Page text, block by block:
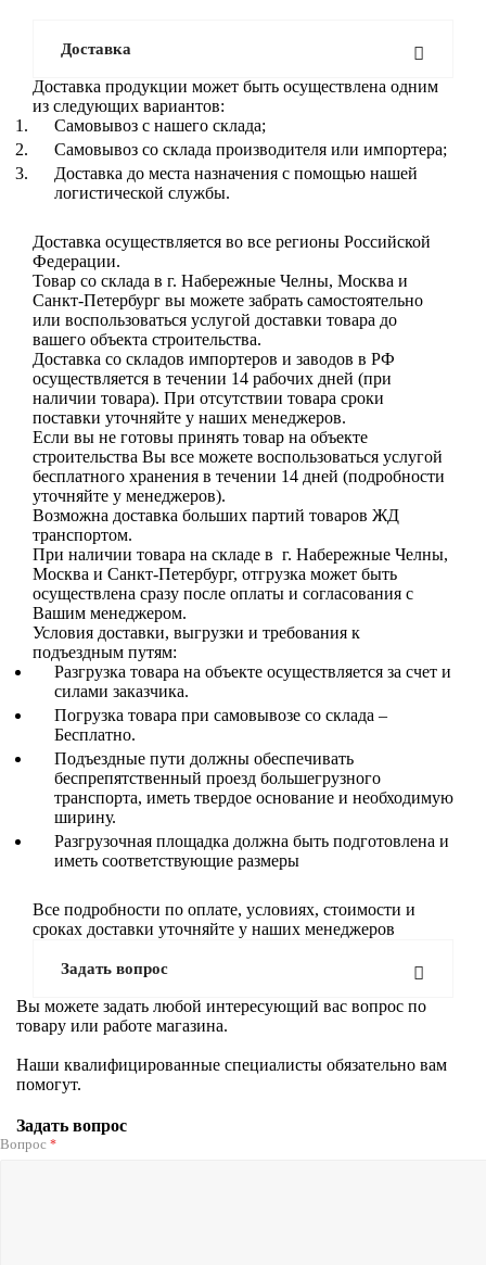
Доставка
Доставка продукции может быть осуществлена одним
из следующих вариантов:
Самовывоз с нашего склада;
Самовывоз со склада производителя или импортера;
Доставка до места назначения с помощью нашей
логистической службы.
Доставка осуществляется во все регионы Российской
Федерации.
Товар со склада в г. Набережные Челны, Москва и
Санкт-Петербург вы можете забрать самостоятельно
или воспользоваться услугой доставки товара до
вашего объекта строительства.
Доставка со складов импортеров и заводов в РФ
осуществляется в течении 14 рабочих дней (при
наличии товара). При отсутствии товара сроки
поставки уточняйте у наших менеджеров.
Если вы не готовы принять товар на объекте
строительства Вы все можете воспользоваться услугой
бесплатного хранения в течении 14 дней (подробности
уточняйте у менеджеров).
Возможна доставка больших партий товаров ЖД
транспортом.
При наличии товара на складе в г. Набережные Челны,
Москва и Санкт-Петербург, отгрузка может быть
осуществлена сразу после оплаты и согласования с
Вашим менеджером.
Условия доставки, выгрузки и требования к
подъездным путям:
Разгрузка товара на объекте осуществляется за счет и
силами заказчика.
Погрузка товара при самовывозе со склада –
Бесплатно.
Подъездные пути должны обеспечивать
беспрепятственный проезд большегрузного
транспорта, иметь твердое основание и необходимую
ширину.
Разгрузочная площадка должна быть подготовлена и
иметь соответствующие размеры
Все подробности по оплате, условиях, стоимости и
сроках доставки уточняйте у наших менеджеров
Задать вопрос
Вы можете задать любой интересующий вас вопрос по
товару или работе магазина.
Наши квалифицированные специалисты обязательно вам
помогут.
Задать вопрос
Вопрос *